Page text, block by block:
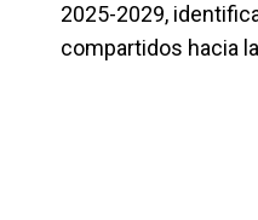
2025-2029,
compartidos hacia